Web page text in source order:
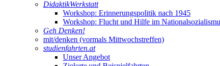
DidaktikWerkstatt
Workshop: Erinnerungspolitik nach 1945
Workshop: Flucht und Hilfe im
Geh Denken!
mit/denken (vormals Mittwochstreffen)
studienfahrten.at
Unser Angebot